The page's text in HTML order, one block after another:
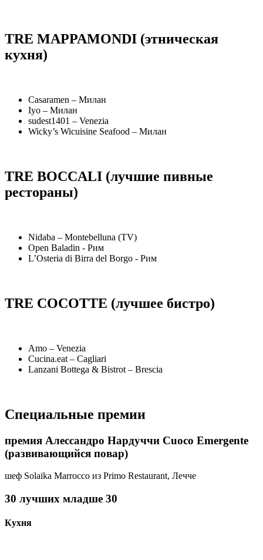
TRE MAPPAMONDI (этническая
кухня)
Casaramen – Милан
Iyo – Милан
sudest1401 – Venezia
Wicky’s Wicuisine Seafood – Милан
TRE BOCCALI (лучшие пивные
рестораны)
Nidaba – Montebelluna (TV)
Open Baladin - Рим
L’Osteria di Birra del Borgo - Рим
TRE COCOTTE (лучшее бистро)
Amo – Venezia
Cucina.eat – Cagliari
Lanzani Bottega & Bistrot – Brescia
Специальные премии
премия Алессандро Нардуччи Cuoco Emergente
(развивающийся повар)
шеф Solaika Marrocco из Primo Restaurant, Лечче
30 лучших младше 30
Кухня